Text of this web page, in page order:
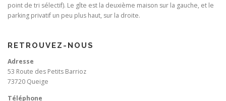
point de tri sélectif). Le gîte est la deuxième maison sur la gauche, et le
parking privatif un peu plus haut, sur la droite.
RETROUVEZ-NOUS
Adresse
53 Route des Petits Barrioz
73720 Queige
Téléphone